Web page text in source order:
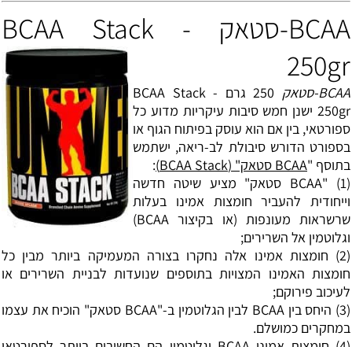
BCAA-סטאק - BCAA Stack
250gr
BCAA-סטאק
250 גרם - BCAA Stack
250gr ישנן חמש סיבות עיקריות מדוע כל
ספורטאי, בין אם הוא עוסק בפיתוח הגוף או
בספורט הדורש סיבולת לב-ריאה, ישתמש
בתוסף "BCAA סטאק" (BCAA Stack)
:
(1) "BCAA סטאק" מציע שיטה חדשה
וייחודית להעביר חומצות אמינו בעלות
שרשראות מעונפות (או בקיצור BCAA)
וגלוטמין אל השרירים;
(2) חומצות אמינו אלה נחקרו בצורה המעמיקה ביותר מבין כל
חומצות האמינו המצויות בתוספים שנועדות לבניית השרירים או
לעיכוב פירוקם;
(3) היחס בין BCAA לבין הגלוטמין ב-"BCAA סטאק" הוכיח את עצמו
במחקרים כמושלם.